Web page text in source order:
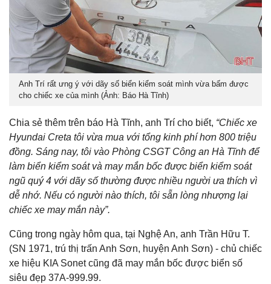
Anh Trí rất ưng ý với dãy số biển kiểm soát mình vừa bấm được
cho chiếc xe của mình (Ảnh: Báo Hà Tĩnh)
Chia sẻ thêm trên báo Hà Tĩnh, anh Trí cho biết, “Chiếc xe
Hyundai Creta tôi vừa mua với tổng kinh phí hơn 800 triệu
đồng. Sáng nay, tôi vào Phòng CSGT Công an Hà Tĩnh để
làm biển kiểm soát và may mắn bốc được biển kiểm soát
ngũ quý 4 với dãy số thường được nhiều người ưa thích vì
dễ nhớ. Nếu có người nào thích, tôi sẵn lòng nhượng lại
chiếc xe may mắn này”.
Cũng trong ngày hôm qua, tại Nghệ An, anh Trần Hữu T.
(SN 1971, trú thị trấn Anh Sơn, huyện Anh Sơn) - chủ chiếc
xe hiệu KIA Sonet cũng đã may mắn bốc được biển số
siêu đẹp 37A-999.99.